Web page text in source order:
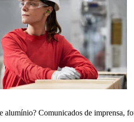
alumínio? Comunicados de imprensa,